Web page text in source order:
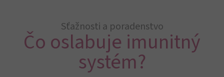
Sťažnosti a poradenstvo
Čo oslabuje imunitný
systém?